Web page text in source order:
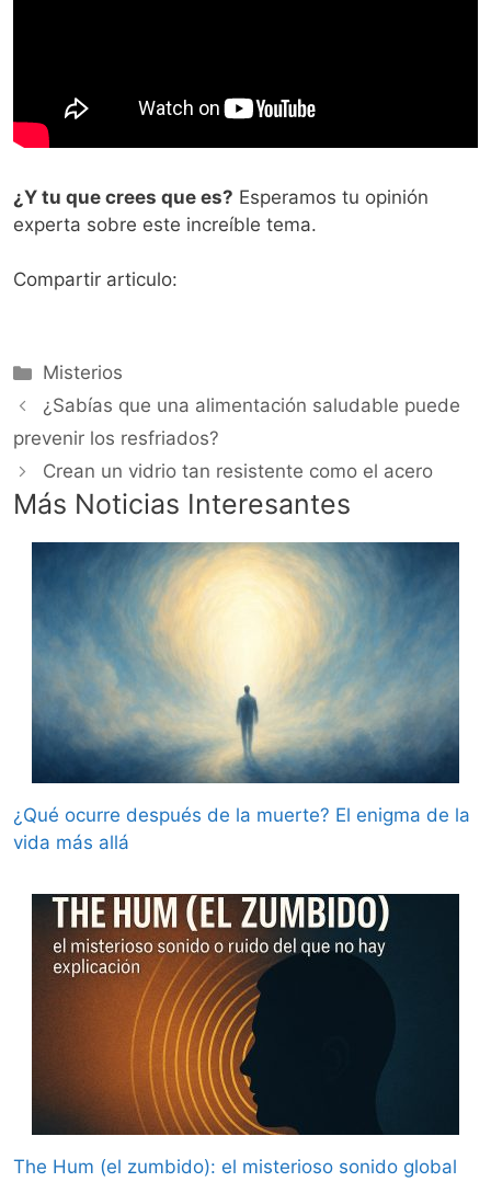
¿Y tu que crees que es? Esperamos tu opinión
experta sobre este increíble tema.
Compartir articulo:
Categorías
Misterios
¿Sabías que una alimentación saludable puede
prevenir los resfriados?
Crean un vidrio tan resistente como el acero
Más Noticias Interesantes
¿Qué ocurre después de la muerte? El enigma de la
vida más allá
The Hum (el zumbido): el misterioso sonido global